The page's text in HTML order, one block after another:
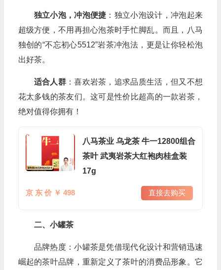
独立小泡，冲泡便捷 ：独立小泡设计，冲泡起来
超级方便，不用再担心泡茶时手忙脚乱。而且，八马
独创的“不忘初心5512”岩茶冲泡法，更是让你轻松泡
出好茶。
适合人群：喜欢岩茶，追求品质生活，但又不想
花太多钱的茶友们。这可是性价比超高的一款岩茶，
绝对值得你拥有！
八马茶业 乌龙茶 牛一12800组合
茶叶 武夷岩茶大红袍肉桂盒装
17g
京 东 价 ￥ 498 直接去购买
二、小罐茶
品牌热度：小罐茶是凭借现代化设计和营销迅速
崛起的茶叶品牌，重新定义了茶叶的消费品形象。它